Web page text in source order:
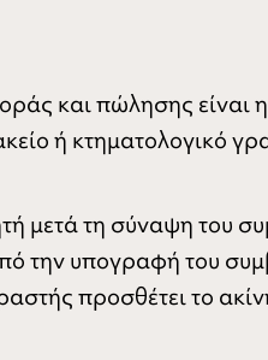
και πώλησης είναι
ή κτηματολογικό
μετά τη σύναψη του
την υπογραφή του
προσθέτει το